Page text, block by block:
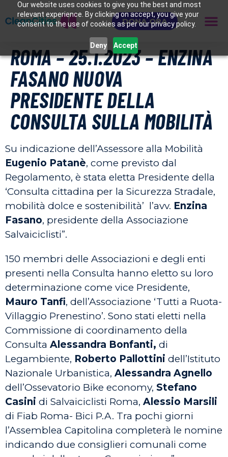
Our website uses cookies to give you the best and most
relevant experience. By clicking on accept, you give your
consent to the use of cookies as per our privacy policy.
Deny Accept
DONA ORA
ROMA – 25.1.2023 – ENZINA
FASANO NUOVA
PRESIDENTE DELLA
CONSULTA SULLA MOBILITÀ
Su indicazione dell’Assessore alla Mobilità
Eugenio Patanè, come previsto dal
Regolamento, è stata eletta Presidente della
‘Consulta cittadina per la Sicurezza Stradale,
mobilità dolce e sostenibilità’ l’avv. Enzina
Fasano, presidente della Associazione
Salvaiciclisti”.
150 membri delle Associazioni e degli enti
presenti nella Consulta hanno eletto su loro
determinazione come vice Presidente,
Mauro Tanfi, dell’Associazione ‘Tutti a Ruota-
Villaggio Prenestino’. Sono stati eletti nella
Commissione di coordinamento della
Consulta Alessandra Bonfanti, di
Legambiente, Roberto Pallottini dell’Istituto
Nazionale Urbanistica, Alessandra Agnello
dell’Ossevatorio Bike economy, Stefano
Casini di Salvaiciclisti Roma, Alessio Marsili
di Fiab Roma- Bici P.A. Tra pochi giorni
l’Assemblea Capitolina completerà le nomine
indicando due consiglieri comunali come